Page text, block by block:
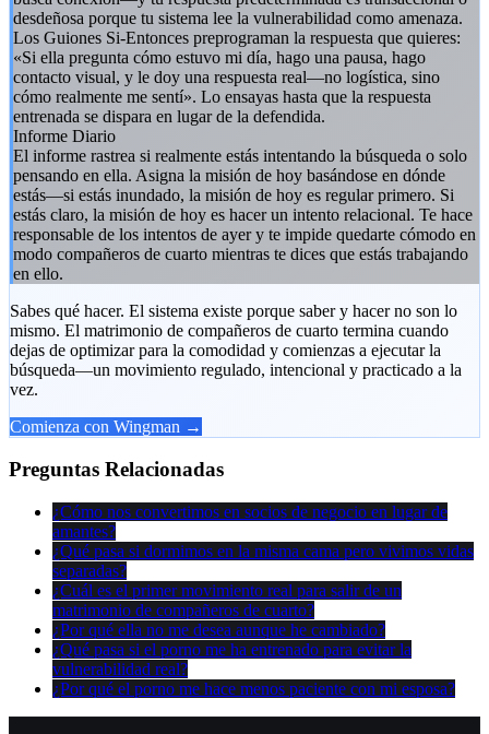
desdeñosa porque tu sistema lee la vulnerabilidad como amenaza.
Los Guiones Si-Entonces preprograman la respuesta que quieres:
«Si ella pregunta cómo estuvo mi día, hago una pausa, hago
contacto visual, y le doy una respuesta real—no logística, sino
cómo realmente me sentí». Lo ensayas hasta que la respuesta
entrenada se dispara en lugar de la defendida.
Informe Diario
El informe rastrea si realmente estás intentando la búsqueda o solo
pensando en ella. Asigna la misión de hoy basándose en dónde
estás—si estás inundado, la misión de hoy es regular primero. Si
estás claro, la misión de hoy es hacer un intento relacional. Te hace
responsable de los intentos de ayer y te impide quedarte cómodo en
modo compañeros de cuarto mientras te dices que estás trabajando
en ello.
Sabes qué hacer. El sistema existe porque saber y hacer no son lo
mismo. El matrimonio de compañeros de cuarto termina cuando
dejas de optimizar para la comodidad y comienzas a ejecutar la
búsqueda—un movimiento regulado, intencional y practicado a la
vez.
Comienza con Wingman →
Preguntas Relacionadas
¿Cómo nos convertimos en socios de negocio en lugar de
amantes?
¿Qué pasa si dormimos en la misma cama pero vivimos vidas
separadas?
¿Cuál es el primer movimiento real para salir de un
matrimonio de compañeros de cuarto?
¿Por qué ella no me desea aunque he cambiado?
¿Qué pasa si el porno me ha entrenado para evitar la
vulnerabilidad real?
¿Por qué el porno me hace menos paciente con mi esposa?